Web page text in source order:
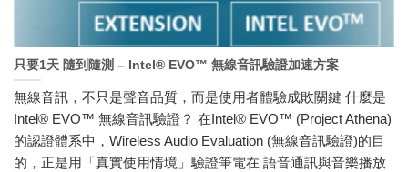
只要1天 隨到隨測 – Intel® EVO™ 無線音訊驗證加速方案
無線音訊，不只是聲音品質，而是使用者體驗成敗關鍵 什麼是
Intel® EVO™ 無線音訊驗證？ 在Intel® EVO™ (Project Athena)
的認證體系中，Wireless Audio Evaluation (無線音訊驗證)的目
的，正是用「真實使用情境」驗證筆電在 語音通訊與音樂播放